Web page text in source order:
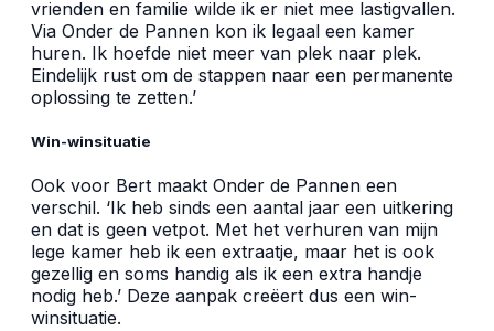
vrienden en familie wilde ik er niet mee lastigvallen.
Via Onder de Pannen kon ik legaal een kamer
huren. Ik hoefde niet meer van plek naar plek.
Eindelijk rust om de stappen naar een permanente
oplossing te zetten.’
Win-winsituatie
Ook voor Bert maakt Onder de Pannen een
verschil. ‘Ik heb sinds een aantal jaar een uitkering
en dat is geen vetpot. Met het verhuren van mijn
lege kamer heb ik een extraatje, maar het is ook
gezellig en soms handig als ik een extra handje
nodig heb.’ Deze aanpak creëert dus een win-
winsituatie.